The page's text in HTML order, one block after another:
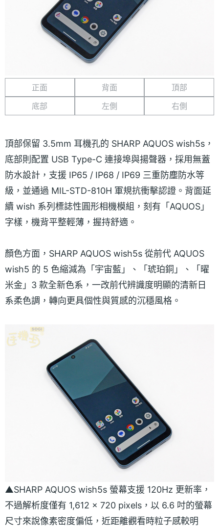
正面 背面
頂部
底部
左側 右側
頂部保留 3.5mm 耳機孔的 SHARP AQUOS wish5s，
底部則配置 USB Type-C 連接埠與揚聲器，採用無蓋
防水設計，支援 IP65 / IP68 / IP69 三重防塵防水等
級，並通過 MIL-STD-810H 軍規抗衝擊認證。背面延
續 wish 系列標誌性圓形相機模組，刻有「AQUOS」
字樣，機背平整輕薄，握持舒適。
顏色方面，SHARP AQUOS wish5s 從前代 AQUOS
wish5 的 5 色縮減為「宇宙藍」、「琥珀銅」、「曜
米金」3 款全新色系，一改前代辨識度明顯的清新日
系柔色調，轉向更具個性與質感的沉穩風格。
▲SHARP AQUOS wish5s 螢幕支援 120Hz 更新率，
不過解析度僅有 1,612 × 720 pixels，以 6.6 吋的螢幕
尺寸來說像素密度偏低，近距離觀看時粒子感較明